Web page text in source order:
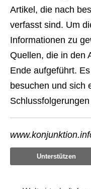
Artikel, die nach
verfasst sind. Um
Informationen zu
Quellen, die in den
Ende aufgeführt.
besuchen und sich
Unterstützen